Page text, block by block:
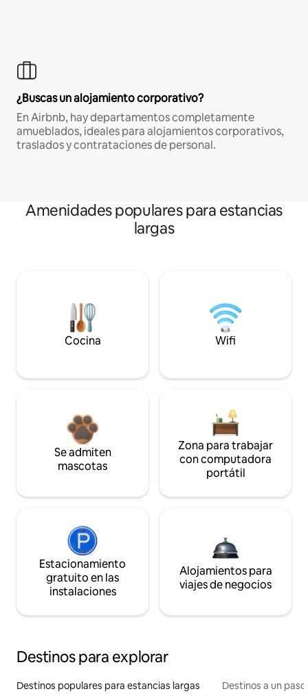
¿Buscas un alojamiento corporativo?
En Airbnb, hay departamentos completamente
amueblados, ideales para alojamientos corporativos,
traslados y contrataciones de personal.
Amenidades populares para estancias
largas
Cocina Wifi
Se admiten
mascotas
Zona para trabajar
con computadora
portátil
Estacionamiento
gratuito en las
instalaciones
Alojamientos para
viajes de negocios
Destinos para explorar
Destinos populares para estancias largas Destinos a un